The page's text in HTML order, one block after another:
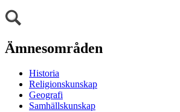
Ämnesområden
Historia
Religionskunskap
Geografi
Samhällskunskap